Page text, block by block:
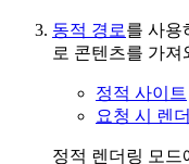
동적 경로를 사용
로 콘텐츠를 가져
정적 사이트
요청 시 렌
정적 렌더링 모드